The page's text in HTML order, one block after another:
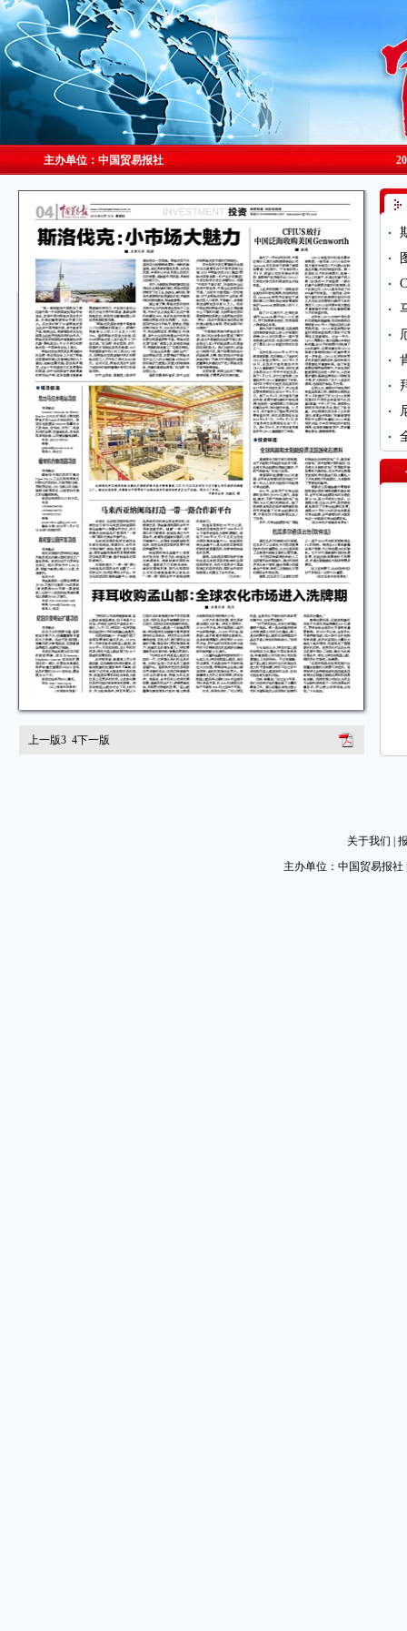
主办单位：中国贸易报社
上一版3 4下一版
关于我们
主办单位：中国贸易报